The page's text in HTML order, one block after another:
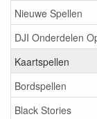
Nieuwe Spellen
DJI Onderdelen
Kaartspellen
Bordspellen
Black Stories